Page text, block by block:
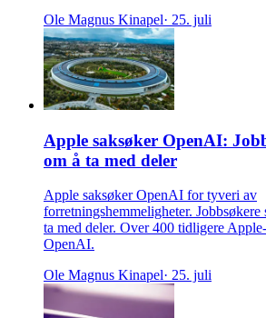
Ole Magnus Kinapel· 25. juli
Apple saksøker OpenAI:
om å ta med deler
Apple saksøker OpenAI for tyveri av
forretningshemmeligheter.
ta med deler. Over 400 tidligere
OpenAI.
Ole Magnus Kinapel· 25. juli